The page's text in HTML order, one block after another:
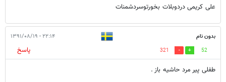
علی کریمی دردوبلات بخورتوسردشمنات
بدون نام ۲۲:۱۴ - ۱۳۹۱/۰۸/۱۹
52
321
پاسخ
طفلی پیر مرد حاشیه باز .